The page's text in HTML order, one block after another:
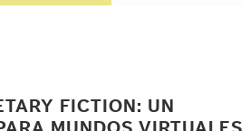
FICTION: UN